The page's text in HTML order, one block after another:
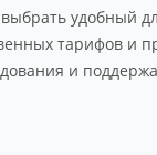
удобный
тарифов и
и